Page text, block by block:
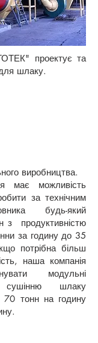
проектує та
шлаку.
виробництва.
можливість
за технічним
будь-який
з продуктивністю
за годину до 35
потрібна більш
наша компанія
модульні
шлаку
70 тонн на годину